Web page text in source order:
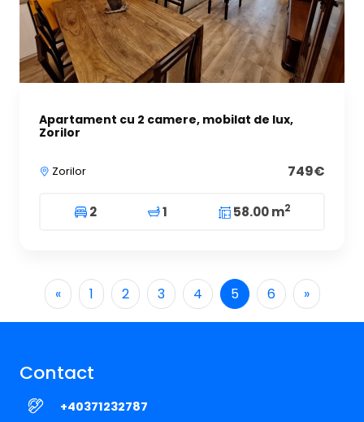
Apartament cu 2 camere, mobilat de lux,
Zorilor
Zorilor 749€
2 1 58.00 m2
« 1 2 3 4 5 6 »
Contact
+40371232787